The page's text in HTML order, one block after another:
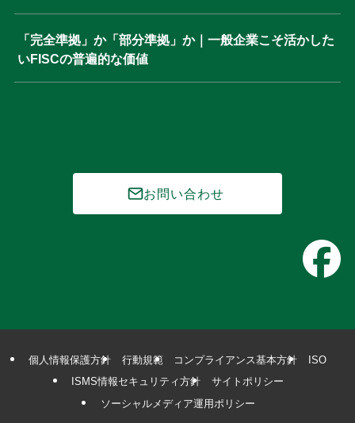
「完全準拠」か「部分準拠」か｜一般企業こそ活かした
いFISCの普遍的な価値
お問い合わせ
個人情報保護方針 行動規範 コンプライアンス基本方針
ISO
ISMS情報セキュリティ方針
サイトポリシー
ソーシャルメディア運用ポリシー